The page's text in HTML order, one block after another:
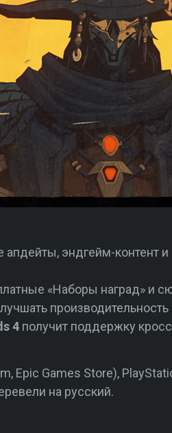
эндгейм-контент
«Наборы наград» и
производительность
4получит поддержку
Epic Games Store),
на русский.